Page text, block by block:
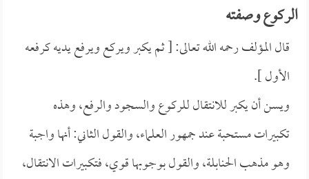
الركوع وصفته
قال المؤلف رحمه الله تعالى: [ ثم يكبر ويركع ويرفع يديه كرفعه
الأول ].
ويسن أن يكبر للانتقال للركوع والسجود والرفع، وهذه
تكبيرات مستحبة عند جمهور العلماء، والقول الثاني: أنها واجبة
وهو مذهب الحنابلة، والقول بوجوبها قوي، فتكبيرات الانتقال،